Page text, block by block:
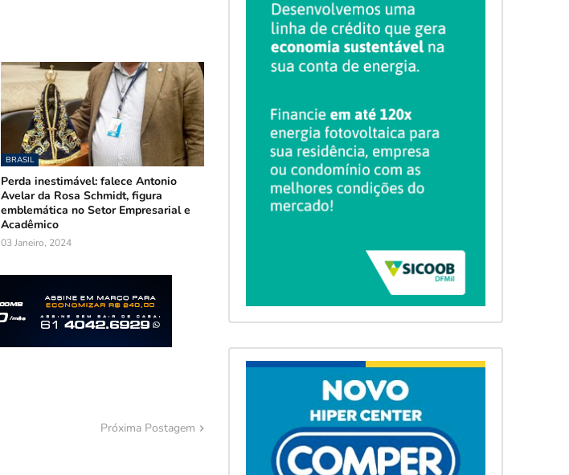
BRASIL
Perda inestimável: falece Antonio
Avelar da Rosa Schmidt, figura
emblemática no Setor Empresarial e
Acadêmico
03 Janeiro, 2024
Próxima Postagem